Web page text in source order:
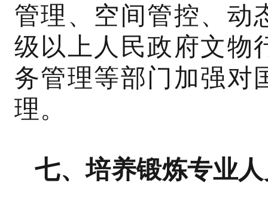
管理、空间管控、动
级以上人民政府文物
务管理等部门加强对
理。
七、培养锻炼专业